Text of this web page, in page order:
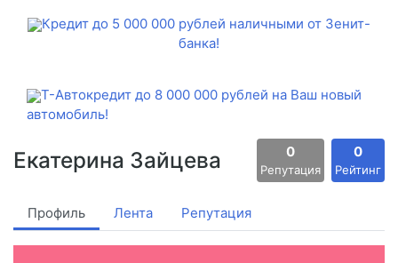
Кредит до 5 000 000 рублей наличными от Зенит-
банка!
Т-Автокредит до 8 000 000 рублей на Ваш новый
автомобиль!
Екатерина Зайцева 0
Репутация
0
Рейтинг
Профиль Лента Репутация